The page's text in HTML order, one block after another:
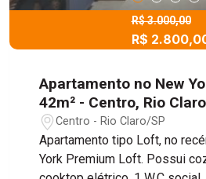
R$ 3.000,00
R$
Apartamento no New
42m² - Centro, Rio
Centro - Rio Claro/SP
Apartamento tipo Loft, no
York Premium Loft. Possui